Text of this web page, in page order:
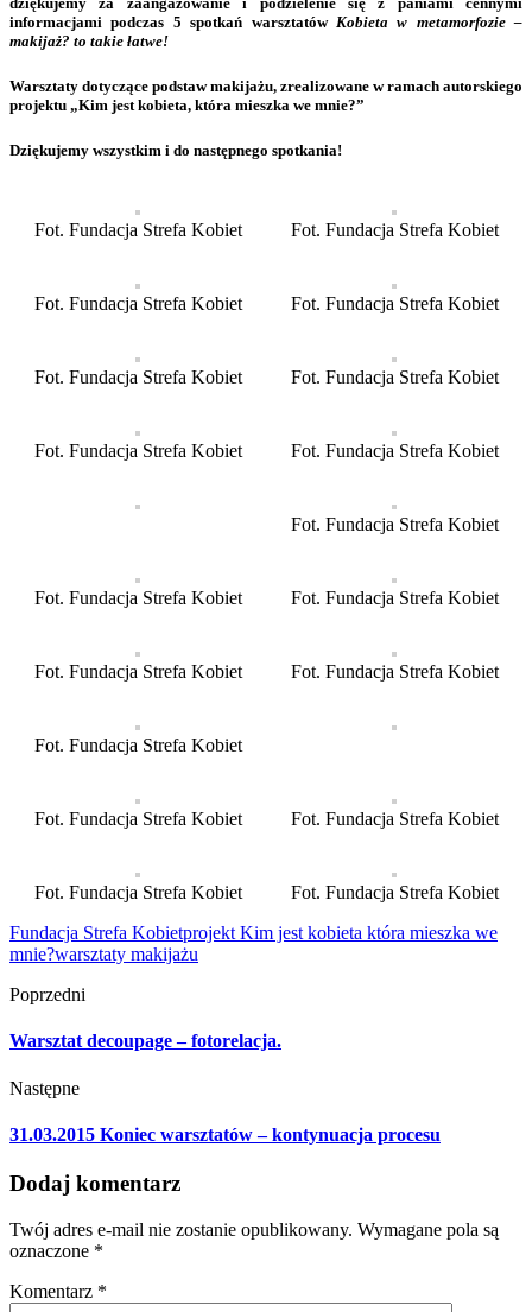
informacjami podczas 5 spotkań warsztatów Kobieta w metamorfozie –
makijaż? to takie łatwe!
Warsztaty dotyczące podstaw makijażu, zrealizowane w ramach autorskiego
projektu „Kim jest kobieta, która mieszka we mnie?”
Dziękujemy wszystkim i do następnego spotkania!
Fot. Fundacja Strefa Kobiet Fot. Fundacja Strefa Kobiet
Fot. Fundacja Strefa Kobiet Fot. Fundacja Strefa Kobiet
Fot. Fundacja Strefa Kobiet Fot. Fundacja Strefa Kobiet
Fot. Fundacja Strefa Kobiet Fot. Fundacja Strefa Kobiet
Fot. Fundacja Strefa Kobiet
Fot. Fundacja Strefa Kobiet Fot. Fundacja Strefa Kobiet
Fot. Fundacja Strefa Kobiet Fot. Fundacja Strefa Kobiet
Fot. Fundacja Strefa Kobiet
Fot. Fundacja Strefa Kobiet Fot. Fundacja Strefa Kobiet
Fot. Fundacja Strefa Kobiet
Fot. Fundacja Strefa Kobiet
Fundacja Strefa Kobietprojekt Kim jest kobieta która mieszka we
mnie?warsztaty makijażu
Poprzedni
Warsztat decoupage – fotorelacja.
Następne
31.03.2015 Koniec warsztatów – kontynuacja procesu
Dodaj komentarz
Twój adres e-mail nie zostanie opublikowany. Wymagane pola są
oznaczone *
Komentarz *